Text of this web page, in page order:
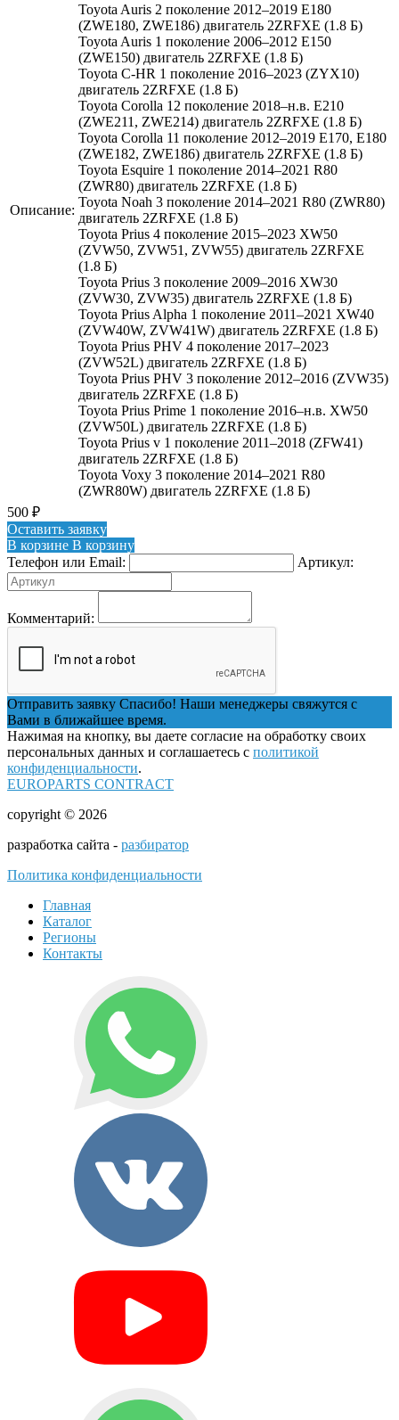
Описание:
Toyota Auris 2 поколение 2012–2019 E180
(ZWE180, ZWE186) двигатель 2ZRFXE (1.8 Б)
Toyota Auris 1 поколение 2006–2012 E150
(ZWE150) двигатель 2ZRFXE (1.8 Б)
Toyota C-HR 1 поколение 2016–2023 (ZYX10)
двигатель 2ZRFXE (1.8 Б)
Toyota Corolla 12 поколение 2018–н.в. E210
(ZWE211, ZWE214) двигатель 2ZRFXE (1.8 Б)
Toyota Corolla 11 поколение 2012–2019 E170, E180
(ZWE182, ZWE186) двигатель 2ZRFXE (1.8 Б)
Toyota Esquire 1 поколение 2014–2021 R80
(ZWR80) двигатель 2ZRFXE (1.8 Б)
Toyota Noah 3 поколение 2014–2021 R80 (ZWR80)
двигатель 2ZRFXE (1.8 Б)
Toyota Prius 4 поколение 2015–2023 XW50
(ZVW50, ZVW51, ZVW55) двигатель 2ZRFXE
(1.8 Б)
Toyota Prius 3 поколение 2009–2016 XW30
(ZVW30, ZVW35) двигатель 2ZRFXE (1.8 Б)
Toyota Prius Alpha 1 поколение 2011–2021 XW40
(ZVW40W, ZVW41W) двигатель 2ZRFXE (1.8 Б)
Toyota Prius PHV 4 поколение 2017–2023
(ZVW52L) двигатель 2ZRFXE (1.8 Б)
Toyota Prius PHV 3 поколение 2012–2016 (ZVW35)
двигатель 2ZRFXE (1.8 Б)
Toyota Prius Prime 1 поколение 2016–н.в. XW50
(ZVW50L) двигатель 2ZRFXE (1.8 Б)
Toyota Prius v 1 поколение 2011–2018 (ZFW41)
двигатель 2ZRFXE (1.8 Б)
Toyota Voxy 3 поколение 2014–2021 R80
(ZWR80W) двигатель 2ZRFXE (1.8 Б)
500 ₽
Оставить заявку
В корзине В корзину
Телефон или Email:
Артикул:
Комментарий:
Отправить заявку Спасибо! Наши менеджеры свяжутся с
Вами в ближайшее время.
Нажимая на кнопку, вы даете согласие на обработку своих
персональных данных и соглашаетесь с политикой
конфиденциальности.
EUROPARTS CONTRACT
copyright © 2026
разработка сайта - разбиратор
Политика конфиденциальности
Главная
Каталог
Регионы
Контакты